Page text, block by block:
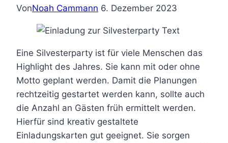
VonNoah Cammann 6. Dezember 2023
Eine Silvesterparty ist für viele Menschen das
Highlight des Jahres. Sie kann mit oder ohne
Motto geplant werden. Damit die Planungen
rechtzeitig gestartet werden kann, sollte auch
die Anzahl an Gästen früh ermittelt werden.
Hierfür sind kreativ gestaltete
Einladungskarten gut geeignet. Sie sorgen